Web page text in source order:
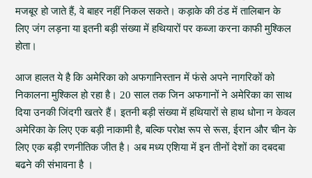
मजबूर हो जाते हैं, वे बाहर नहीं निकल सकते। कड़ाके की ठंड में तालिबान के
लिए जंग लड़ना या इतनी बड़ी संख्या में हथियारों पर कब्जा करना काफी मुश्किल
होता।
आज हालत ये है कि अमेरिका को अफगानिस्तान में फंसे अपने नागरिकों को
निकालना मुश्किल हो रहा है। 20 साल तक जिन अफगानों ने अमेरिका का साथ
दिया उनकी जिंदगी खतरे हैं। इतनी बड़ी संख्या में हथियारों से हाथ धोना न केवल
अमेरिका के लिए एक बड़ी नाकामी है, बल्कि परोक्ष रूप से रूस, ईरान और चीन के
लिए एक बड़ी रणनीतिक जीत है। अब मध्य एशिया में इन तीनों देशों का दबदबा
बढने की संभावना है ।